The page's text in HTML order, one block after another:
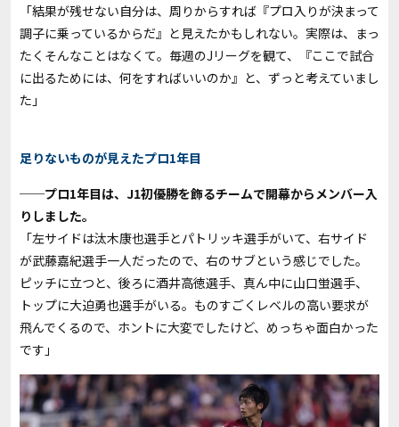
「結果が残せない自分は、周りからすれば『プロ入りが決まって
調子に乗っているからだ』と見えたかもしれない。実際は、まっ
たくそんなことはなくて。毎週のJリーグを観て、『ここで試合
に出るためには、何をすればいいのか』と、ずっと考えていまし
た」
足りないものが見えたプロ1年目
──プロ1年目は、J1初優勝を飾るチームで開幕からメンバー入
りしました。
「左サイドは汰木康也選手とパトリッキ選手がいて、右サイド
が武藤嘉紀選手一人だったので、右のサブという感じでした。
ピッチに立つと、後ろに酒井高徳選手、真ん中に山口蛍選手、
トップに大迫勇也選手がいる。ものすごくレベルの高い要求が
飛んでくるので、ホントに大変でしたけど、めっちゃ面白かった
です」